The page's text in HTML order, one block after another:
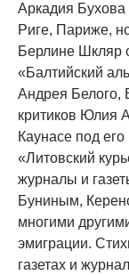
Аркадия
Риге, Париже,
Берлине Шкляр
«Балтийский
Андрея Белого,
критиков Юлия
Каунасе под
«Литовский
журналы и
Буниным,
многими
эмиграции.
газетах и